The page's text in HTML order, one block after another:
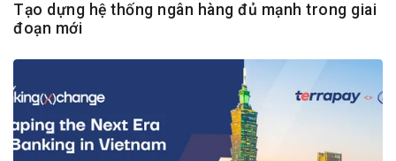
Tạo dựng hệ thống ngân hàng đủ mạnh trong giai
đoạn mới